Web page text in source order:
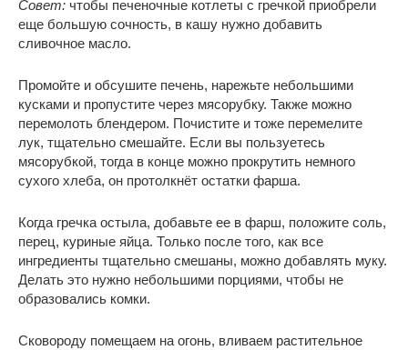
Совет: чтобы печеночные котлеты с гречкой приобрели
еще большую сочность, в кашу нужно добавить
сливочное масло.
Промойте и обсушите печень, нарежьте небольшими
кусками и пропустите через мясорубку. Также можно
перемолоть блендером. Почистите и тоже перемелите
лук, тщательно смешайте. Если вы пользуетесь
мясорубкой, тогда в конце можно прокрутить немного
сухого хлеба, он протолкнёт остатки фарша.
Когда гречка остыла, добавьте ее в фарш, положите соль,
перец, куриные яйца. Только после того, как все
ингредиенты тщательно смешаны, можно добавлять муку.
Делать это нужно небольшими порциями, чтобы не
образовались комки.
Сковороду помещаем на огонь, вливаем растительное